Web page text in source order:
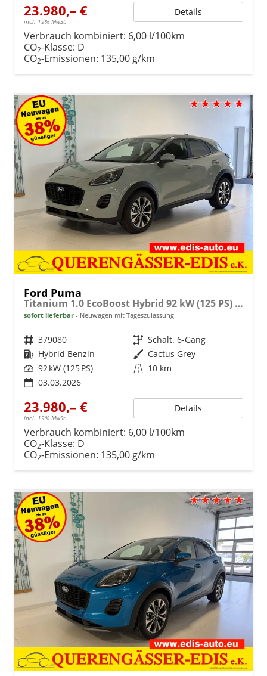
23.980,– €
incl. 19% MwSt.
Details
Verbrauch kombiniert: 6,00 l/100km
CO2-Klasse: D
CO2-Emissionen: 135,00 g/km
Ford Puma
Titanium 1.0 EcoBoost Hybrid 92 kW (125 PS) Lenkradheizung, Sitzheizung, DAB, Navigationssystem, Radio, Apple CarPlay, Android Auto, Einparkhilfe hinten, Rückfahrkamera, Verkehrsschild-Erkennungssystem, 17"-LM-Felgen, uvm.
sofort lieferbar Neuwagen mit Tageszulassung
Fahrzeugnr. 379080 Getriebe Schalt. 6-Gang
Kraftstoff Hybrid Benzin Außenfarbe Cactus Grey
Leistung 92 kW (125 PS) Kilometerstand 10 km
03.03.2026
23.980,– €
incl. 19% MwSt.
Details
Verbrauch kombiniert: 6,00 l/100km
CO2-Klasse: D
CO2-Emissionen: 135,00 g/km